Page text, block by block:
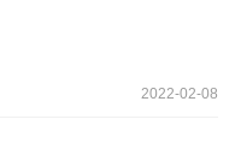
2022-02-08